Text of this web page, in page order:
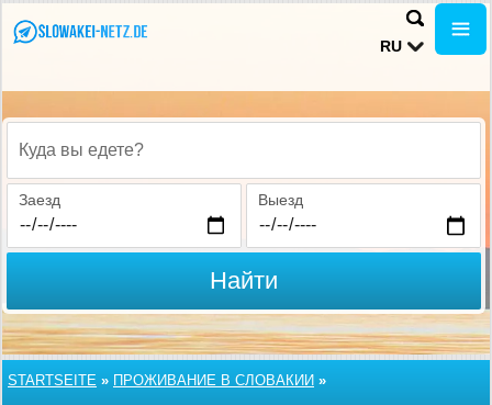
RU
Куда вы едете?
Заезд Выезд
Найти
STARTSEITE » ПРОЖИВАНИЕ В СЛОВАКИИ »